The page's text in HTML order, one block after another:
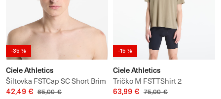
-35 %
Ciele Athletics
Šiltovka FSTCap SC Short Brim
Icon Circle C
42,49 € 65,00 €
-15 %
Ciele Athletics
Tričko M FSTTShirt 2
63,99 € 75,00 €